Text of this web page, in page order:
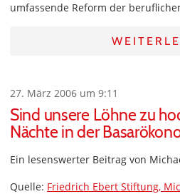
umfassende Reform der
27. März 2006 um 9:11
Sind unsere Löhne zu
Nächte in der
Ein lesenswerter Beitrag von
Quelle: Friedrich Ebert Stiftung,